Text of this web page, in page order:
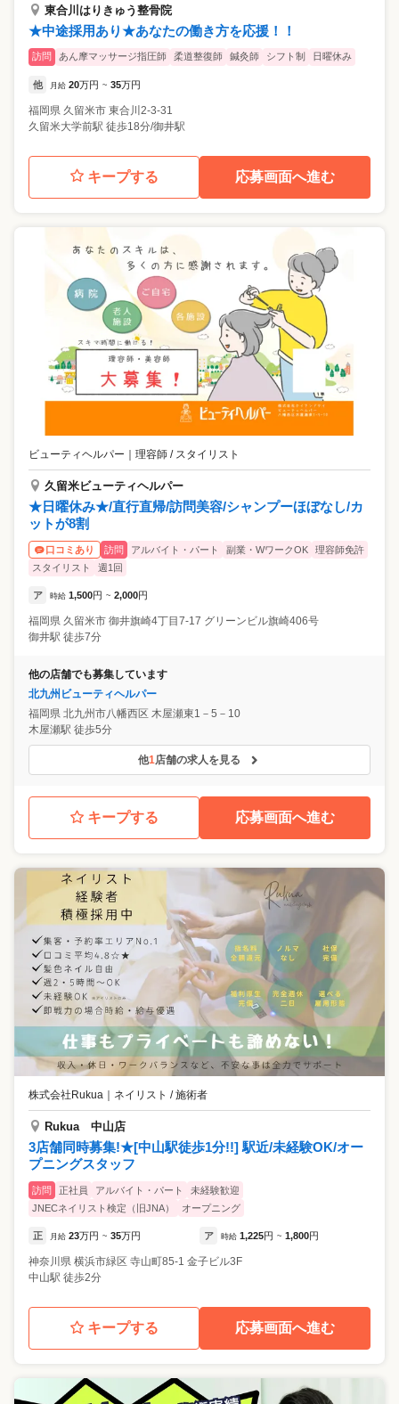
東合川はりきゅう整骨院
★中途採用あり★あなたの働き方を応援！！
訪問 あん摩マッサージ指圧師 柔道整復師 鍼灸師 シフト制 日曜休み
他 月給 20万円 ~ 35万円
福岡県 久留米市 東合川2-3-31
久留米大学前駅 徒歩18分/御井駅
キープする 応募画面へ進む
ビューティヘルパー 理容師 / スタイリスト
久留米ビューティヘルパー
★日曜休み★/直行直帰/訪問美容/シャンプーほぼなし/カ
ットが8割
口コミあり 訪問 アルバイト・パート 副業・WワークOK
理容師免許
スタイリスト
週1回
ア 時給 1,500円 ~ 2,000円
福岡県 久留米市 御井旗崎4丁目7-17 グリーンビル旗崎406号
御井駅 徒歩7分
他の店舗でも募集しています
北九州ビューティヘルパー
福岡県 北九州市八幡西区 木屋瀬東1－5－10
木屋瀬駅 徒歩5分
他1店舗の求人を見る
キープする 応募画面へ進む
株式会社Rukua ネイリスト / 施術者
Rukua 中山店
3店舗同時募集!★[中山駅徒歩1分!!] 駅近/未経験OK/オー
プニングスタッフ
訪問 正社員 アルバイト・パート
未経験歓迎
JNECネイリスト検定（旧JNA）
オープニング
正 月給 23万円 ~ 35万円 ア 時給 1,225円 ~ 1,800円
神奈川県 横浜市緑区 寺山町85-1 金子ビル3F
中山駅 徒歩2分
キープする 応募画面へ進む